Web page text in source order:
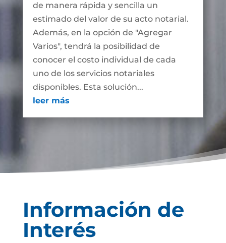
de manera rápida y sencilla un
estimado del valor de su acto notarial.
Además, en la opción de "Agregar
Varios", tendrá la posibilidad de
conocer el costo individual de cada
uno de los servicios notariales
disponibles. Esta solución...
leer más
Información de
Interés